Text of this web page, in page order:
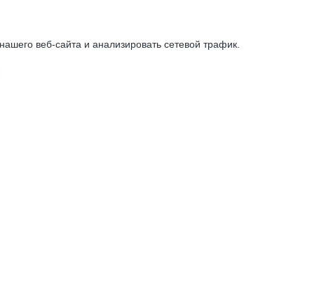
веб-сайта и анализировать сетевой трафик.